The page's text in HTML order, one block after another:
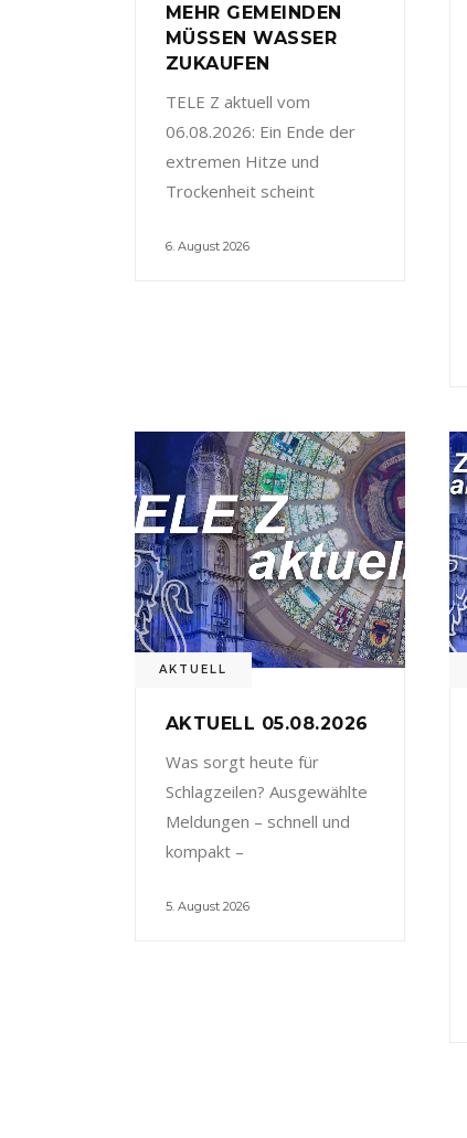
MEHR GEMEINDEN
MÜSSEN WASSER
ZUKAUFEN
TELE Z aktuell vom
06.08.2026: Ein Ende der
extremen Hitze und
Trockenheit scheint
6. August 2026
AKTUELL
AKTUELL 05.08.2026
Was sorgt heute für
Schlagzeilen? Ausgewählte
Meldungen – schnell und
kompakt –
5. August 2026